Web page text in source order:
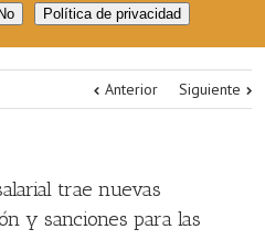
Anterior Siguiente
trae nuevas
y sanciones para las
No Política de privacidad